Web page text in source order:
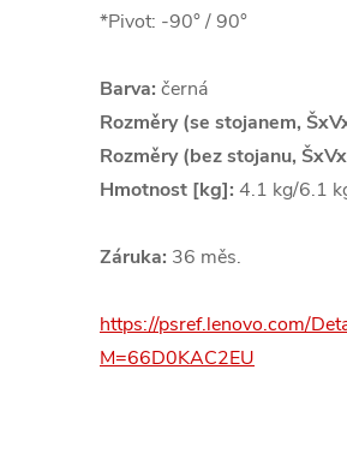
*Pivot: -90° / 90°
Barva: černá
Rozměry (se stojanem,
Rozměry (bez stojanu,
Hmotnost [kg]: 4.1 kg/6.1
Záruka: 36 měs.
https://psref.lenovo.com/
M=66D0KAC2EU